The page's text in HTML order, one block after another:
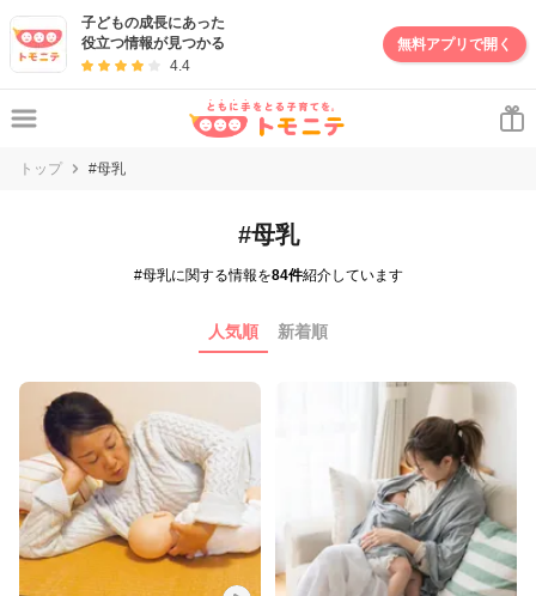
子どもの成長にあった
役立つ情報が見つかる
4.4
無料アプリで開く
トップ #母乳
#母乳
#母乳に関する情報を84件紹介しています
人気順 新着順